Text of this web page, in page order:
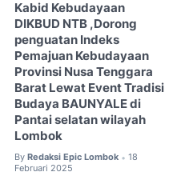
Kabid Kebudayaan
DIKBUD NTB ,Dorong
penguatan Indeks
Pemajuan Kebudayaan
Provinsi Nusa Tenggara
Barat Lewat Event Tradisi
Budaya BAUNYALE di
Pantai selatan wilayah
Lombok
By Redaksi Epic Lombok • 18
Februari 2025